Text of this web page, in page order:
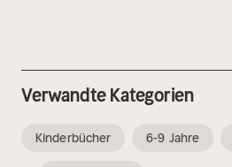
Verwandte Kategorien
Kinderbücher 6-9 Jahre